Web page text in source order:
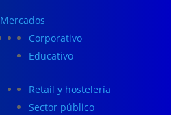
Mercados
Corporativo
Educativo
Retail y hostelería
Sector público